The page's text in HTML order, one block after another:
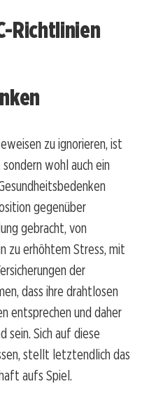
Richtlinien
zu ignorieren, ist
wohl auch ein
gegenüber
gebracht, von
zu erhöhtem Stress, mit
der
dass ihre drahtlosen
entsprechen und daher
sein. Sich auf diese
stellt letztendlich das
aufs Spiel.